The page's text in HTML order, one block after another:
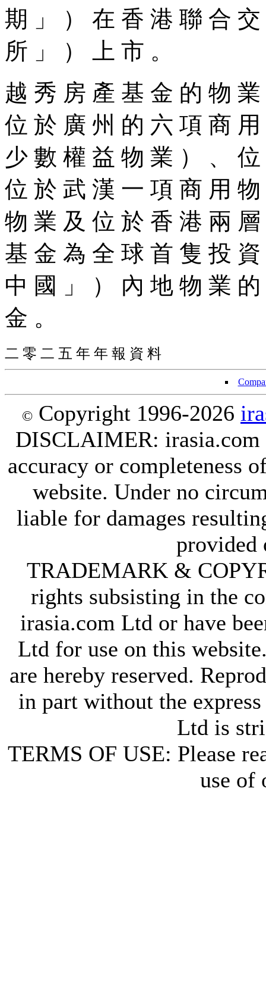
期 」 ） 在 香 港 聯 合
所 」 ） 上 市 。
越 秀 房 產 基 金 的 物
位 於 廣 州 的 六 項 商
少 數 權 益 物 業 ） 、
位 於 武 漢 一 項 商 用
物 業 及 位 於 香 港 兩
基 金 為 全 球 首 隻 投
中 國 」 ） 內 地 物 業
金 。
二 零 二 五 年 年 報 資 料
© Copyright 1996-2026
DISCLAIMER: irasia.com
accuracy or completeness
website. Under no
liable for damages
provided
TRADEMARK &
rights subsisting in the
irasia.com Ltd or have
Ltd for use on this
are hereby reserved.
in part without the
Ltd is
TERMS OF USE: Please
use of